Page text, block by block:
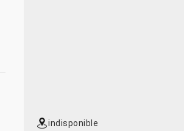
indisponible